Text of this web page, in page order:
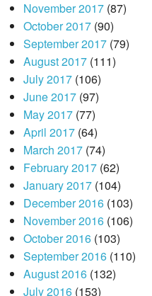
November 2017(87)
October 2017(90)
September 2017(79)
August 2017(111)
July 2017(106)
June 2017(97)
May 2017(77)
April 2017(64)
March 2017(74)
February 2017(62)
January 2017(104)
December 2016(103)
November 2016(106)
October 2016(103)
September 2016(110)
August 2016(132)
July 2016(153)